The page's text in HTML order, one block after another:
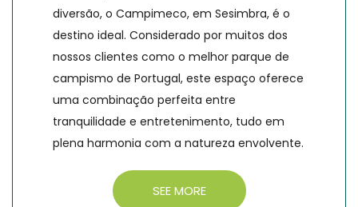
diversão, o Campimeco, em Sesimbra, é o
destino ideal. Considerado por muitos dos
nossos clientes como o melhor parque de
campismo de Portugal, este espaço oferece
uma combinação perfeita entre
tranquilidade e entretenimento, tudo em
plena harmonia com a natureza envolvente.
SEE MORE